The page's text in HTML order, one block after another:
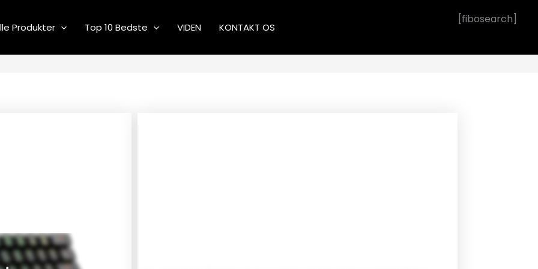
Produkter Top 10 Bedste VIDEN KONTAKT OS
[fibosearch]